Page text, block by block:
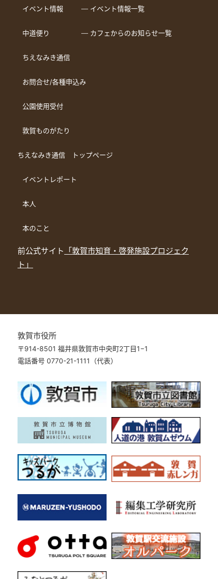
イベント情報 ― イベント情報一覧
中道便り ― カフェからのお知らせ一覧
ちえなみき通信
お問合せ/各種申込み
公園使用受付
敦賀ものがたり
ちえなみき通信 トップページ
イベントレポート
本人
本のこと
前公式サイト 「敦賀市知育・啓発施設プロジェク
ト」
敦賀市役所
〒914-8501 福井県敦賀市中央町2丁目1−1
電話番号 0770-21-1111（代表）